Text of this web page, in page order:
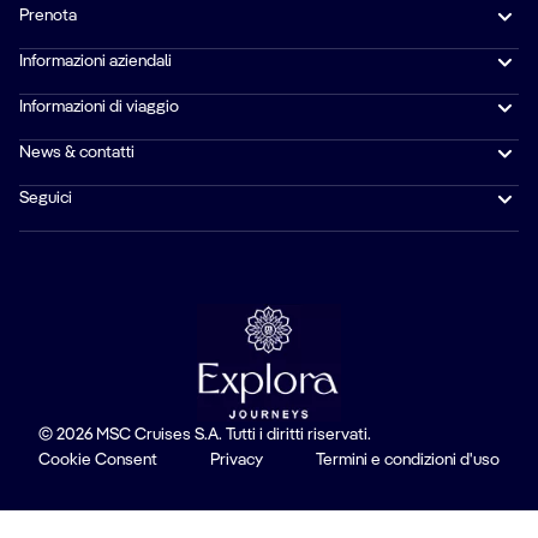
Prenota
Informazioni aziendali
Informazioni di viaggio
News & contatti
Seguici
© 2026 MSC Cruises S.A. Tutti i diritti riservati.
Cookie Consent
Privacy Termini e condizioni d'uso